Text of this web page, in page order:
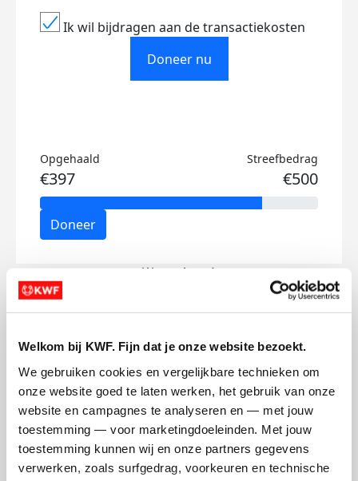
Welkom bij KWF. Fijn dat je onze website bezoekt.
We gebruiken cookies en vergelijkbare technieken om
onze website goed te laten werken, het gebruik van onze
website en campagnes te analyseren en — met jouw
toestemming — voor marketingdoeleinden. Met jouw
toestemming kunnen wij en onze partners gegevens
verwerken, zoals surfgedrag, voorkeuren en technische
Ik wil bijdragen aan de transactiekosten
Doneer nu
Opgehaald
€397
Streefbedrag
€500
Doneer
Emilie's badges